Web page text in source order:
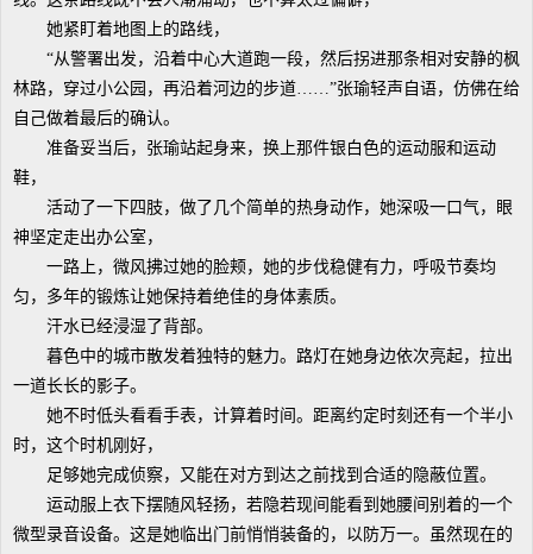
她紧盯着地图上的路线，
“从警署出发，沿着中心大道跑一段，然后拐进那条相对安静的枫
林路，穿过小公园，再沿着河边的步道……”张瑜轻声自语，仿佛在给
自己做着最后的确认。
准备妥当后，张瑜站起身来，换上那件银白色的运动服和运动
鞋，
活动了一下四肢，做了几个简单的热身动作，她深吸一口气，眼
神坚定走出办公室，
一路上，微风拂过她的脸颊，她的步伐稳健有力，呼吸节奏均
匀，多年的锻炼让她保持着绝佳的身体素质。
汗水已经浸湿了背部。
暮色中的城市散发着独特的魅力。路灯在她身边依次亮起，拉出
一道长长的影子。
她不时低头看看手表，计算着时间。距离约定时刻还有一个半小
时，这个时机刚好，
足够她完成侦察，又能在对方到达之前找到合适的隐蔽位置。
运动服上衣下摆随风轻扬，若隐若现间能看到她腰间别着的一个
微型录音设备。这是她临出门前悄悄装备的，以防万一。虽然现在的